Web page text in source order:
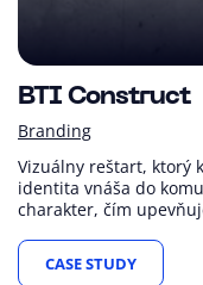
BTI Construct
Branding
Vizuálny reštart, ktorý
identita vnáša do
charakter, čím
CASE STUDY